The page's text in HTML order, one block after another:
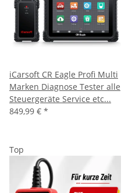
iCarsoft CR Eagle Profi Multi
Marken Diagnose Tester alle
Steuergeräte Service etc...
849,99 € *
Top